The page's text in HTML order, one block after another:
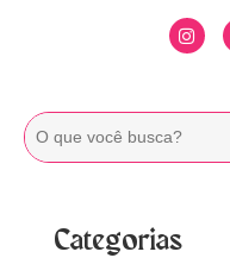
Categorias